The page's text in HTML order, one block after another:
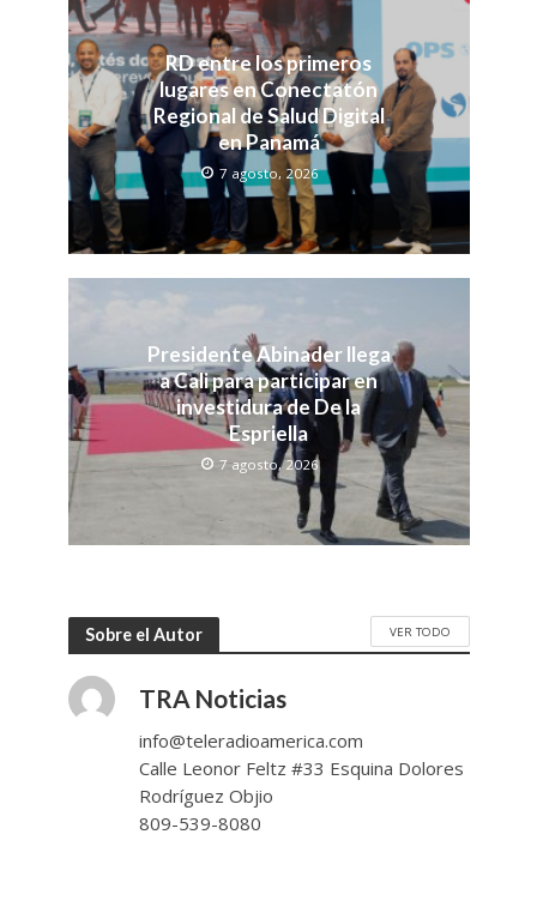
RD entre los primeros
lugares en Conectatón
Regional de Salud Digital
en Panamá
7 agosto, 2026
Presidente Abinader llega
a Cali para participar en
investidura de De la
Espriella
7 agosto, 2026
Sobre el Autor VER TODO
TRA Noticias
info@teleradioamerica.com
Calle Leonor Feltz #33 Esquina Dolores
Rodríguez Objio
809-539-8080